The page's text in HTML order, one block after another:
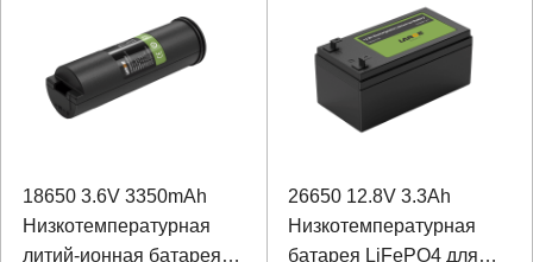
18650 3.6V 3350mAh
Низкотемпературная
литий-ионная батарея
26650 12.8V 3.3Ah
Низкотемпературная
батарея LiFePO4 для